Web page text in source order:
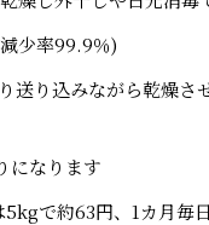
少率99.9％)
送り込みながら乾燥さ
になります
で約63円、1カ月毎